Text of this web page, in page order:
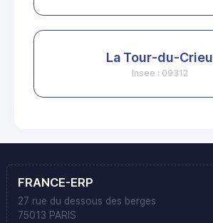
La Tour-du-Crieu
Insee : 09312
FRANCE-ERP
27 rue du dessous des berges
75013 PARIS